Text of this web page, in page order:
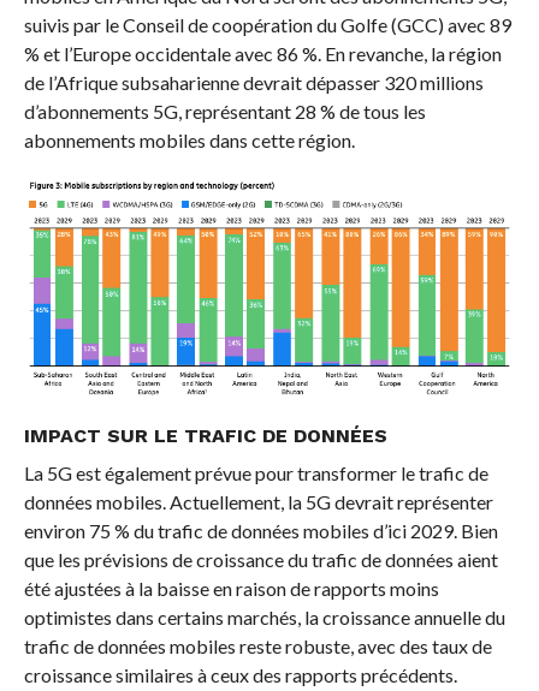
suivis par le Conseil de coopération du Golfe (GCC) avec 89
% et l’Europe occidentale avec 86 %. En revanche, la région
de l’Afrique subsaharienne devrait dépasser 320 millions
d’abonnements 5G, représentant 28 % de tous les
abonnements mobiles dans cette région.
IMPACT SUR LE TRAFIC DE DONNÉES
La 5G est également prévue pour transformer le trafic de
données mobiles. Actuellement, la 5G devrait représenter
environ 75 % du trafic de données mobiles d’ici 2029. Bien
que les prévisions de croissance du trafic de données aient
été ajustées à la baisse en raison de rapports moins
optimistes dans certains marchés, la croissance annuelle du
trafic de données mobiles reste robuste, avec des taux de
croissance similaires à ceux des rapports précédents.